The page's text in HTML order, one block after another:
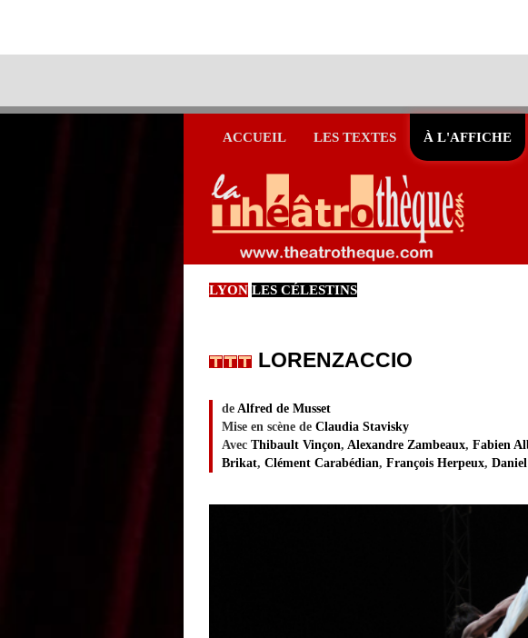
ACCUEIL LES TEXTES À L'AFFICHE
LYON LES CÉLESTINS
LORENZACCIO
de Alfred de Musset
Mise en scène de Claudia Stavisky
Avec Thibault Vinçon, Alexandre Zambeaux, Fabien
Brikat, Clément Carabédian, François Herpeux,